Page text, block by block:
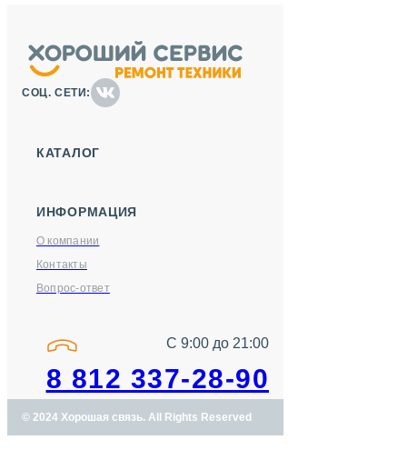
СОЦ. СЕТИ:
КАТАЛОГ
ИНФОРМАЦИЯ
О компании
Контакты
Вопрос-ответ
С 9:00 до 21:00
8 812 337-28-90
© 2024 Хорошая связь. All Rights Reserved